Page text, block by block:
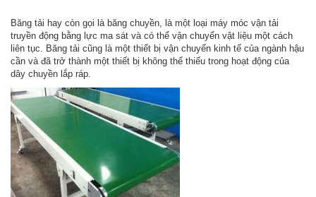
Băng tải hay còn gọi là băng chuyền, là một loại máy móc vận tải
truyền động bằng lực ma sát và có thể vận chuyển vật liệu một cách
liên tục. Băng tải cũng là một thiết bị vận chuyển kinh tế của ngành hậu
cần và đã trở thành một thiết bị không thể thiếu trong hoạt động của
dây chuyền lắp ráp.